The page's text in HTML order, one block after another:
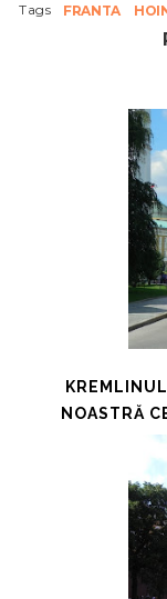
Tags FRANTA
NOASTRĂ